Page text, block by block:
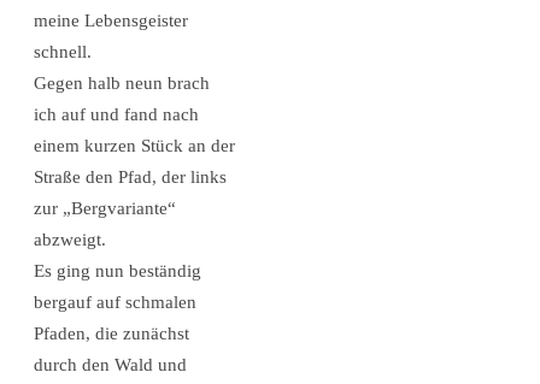
meine Lebensgeister
schnell.
Gegen halb neun brach
ich auf und fand nach
einem kurzen Stück an der
Straße den Pfad, der links
zur „Bergvariante“
abzweigt.
Es ging nun beständig
bergauf auf schmalen
Pfaden, die zunächst
durch den Wald und